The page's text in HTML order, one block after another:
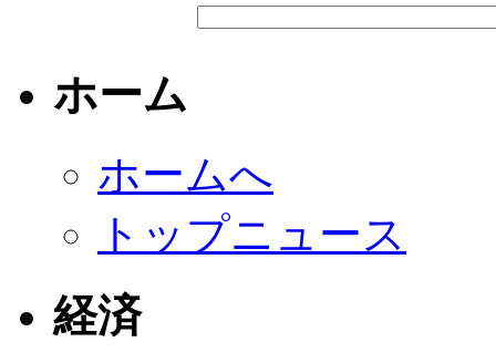
ホーム
ホームへ
トップニュース
経済